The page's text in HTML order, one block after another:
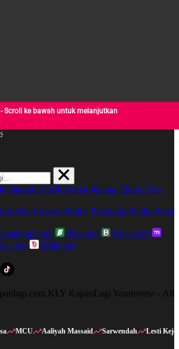
- Scroll ke bawah untuk melanjutkan
Dangdut Lirik Korea Jepang China Foto
Etik Privacy Policy Pedoman Media Siber
Bola.net
Bola.com
Brilio.net
KLY KapanLagi Youniverse - All
MCU Aaliyah Massaid Sarwendah Lesti